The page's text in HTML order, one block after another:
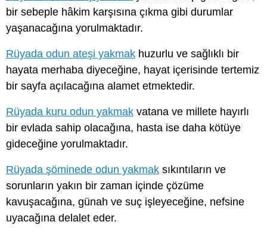
bir sebeple hâkim karşısına çıkma gibi durumlar
yaşanacağına yorulmaktadır.
Rüyada odun ateşi yakmak huzurlu ve sağlıklı bir
hayata merhaba diyeceğine, hayat içerisinde tertemiz
bir sayfa açılacağına alamet etmektedir.
Rüyada kuru odun yakmak vatana ve millete hayırlı
bir evlada sahip olacağına, hasta ise daha kötüye
gideceğine yorulmaktadır.
Rüyada şöminede odun yakmak sıkıntıların ve
sorunların yakın bir zaman içinde çözüme
kavuşacağına, günah ve suç işleyeceğine, nefsine
uyacağına delalet eder.